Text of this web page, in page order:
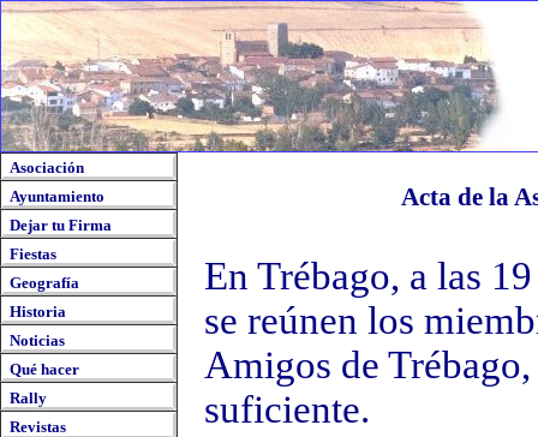
Asociación
Ayuntamiento
Dejar tu Firma
Fiestas
Geografía
Historia
Noticias
Qué hacer
Rally
Revistas
Acta de la
En Trébago, a las
se reúnen los
Amigos de
suficiente.